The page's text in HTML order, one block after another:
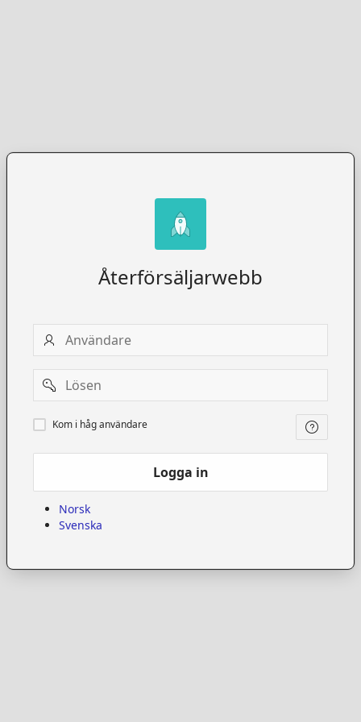
Återförsäljarwebb
Användare
Password
Kom
i
Kom i håg användare
Logga in
Norsk
Svenska